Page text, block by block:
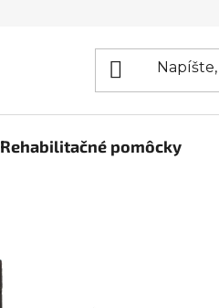
Rehabilitačné pomôcky